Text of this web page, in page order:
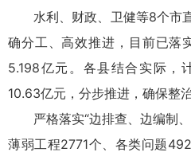
水利、财政、卫健等8个市
确分工、高效推进，目前已落
5.198亿元。各县结合实际，
10.63亿元，分步推进，确保整
严格落实“边排查、边编制
薄弱工程2771个、各类问题